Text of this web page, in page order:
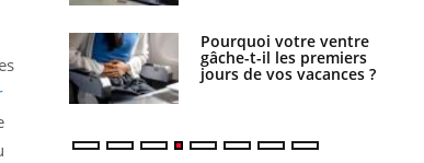
qui
en
Pourquoi votre ventre
gâche-t-il les premiers
jours de vos vacances ?